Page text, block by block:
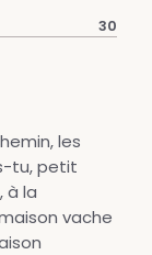
30
les
tu, petit
à la
vache